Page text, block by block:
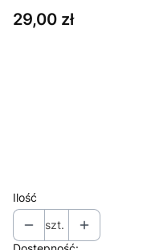
Cena
29,00 zł
Ilość
szt.